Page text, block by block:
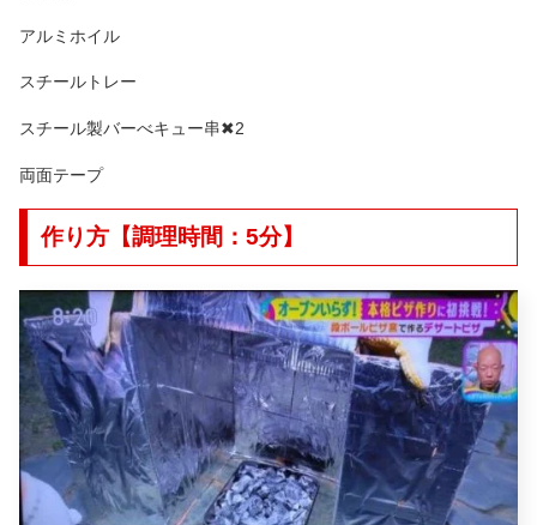
アルミホイル
スチールトレー
スチール製バーべキュー串✖2
両面テープ
作り方【調理時間：5分】